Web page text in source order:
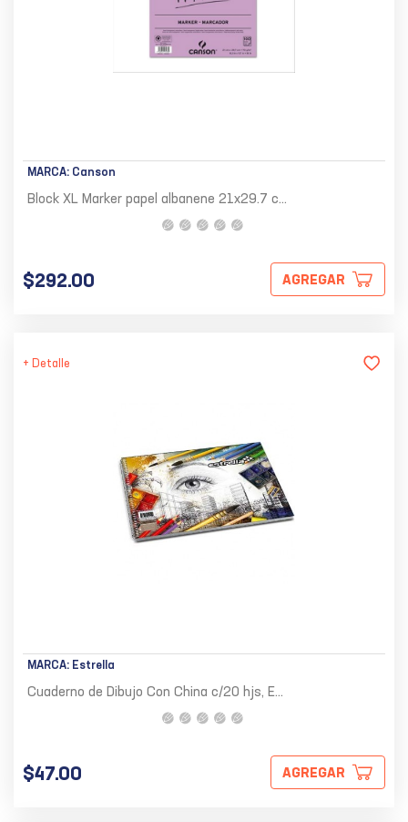
MARCA: Canson
Block XL Marker papel albanene 21x29.7 c...
$292.00 AGREGAR
+ Detalle
MARCA: Estrella
Cuaderno de Dibujo Con China c/20 hjs, E...
$47.00 AGREGAR